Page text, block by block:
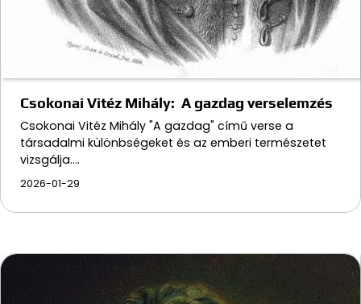
Csokonai Vitéz Mihály: A gazdag verselemzés
Csokonai Vitéz Mihály "A gazdag" című verse a
társadalmi különbségeket és az emberi természetet
vizsgálja.…
2026-01-29